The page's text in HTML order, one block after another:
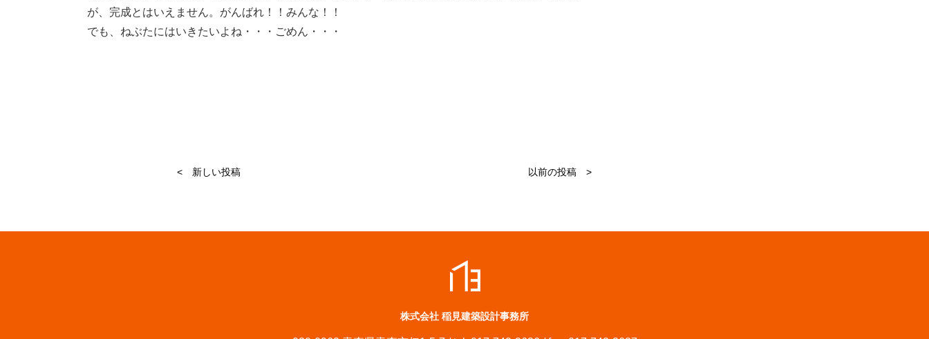
が、完成とはいえません。がんばれ！！みんな！！
でも、ねぶたにはいきたいよね・・・ごめん・・・
< 新しい投稿 以前の投稿 >
株式会社 稲見建築設計事務所